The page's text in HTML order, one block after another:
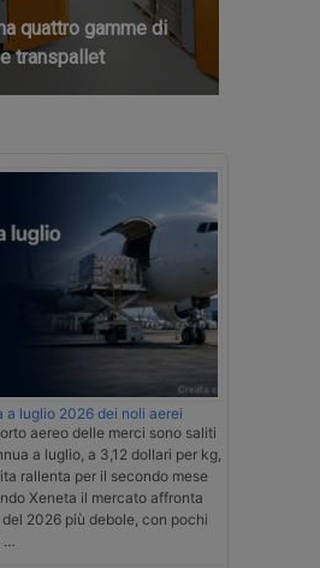
quattro gamme di
transpallet
a luglio 2026 dei noli aerei
aereo delle merci sono saliti
a luglio, a 3,12 dollari per kg,
rallenta per il secondo mese
Xeneta il mercato affronta
2026 più debole, con pochi
…